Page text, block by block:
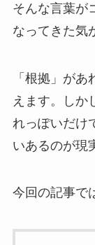
そんな言葉が
なってきた気
「根拠」が
えます。しか
れっぽいだけ
いあるのが現
今回の記事で